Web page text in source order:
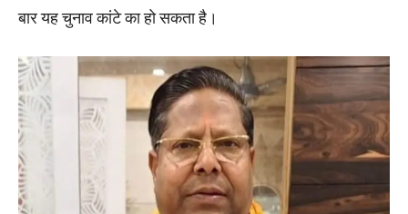
बार यह चुनाव कांटे का हो सकता है।